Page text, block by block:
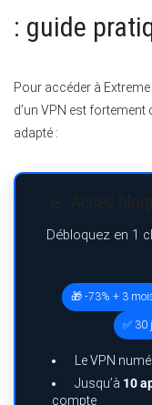
: guide
Pour accéder à
d’un VPN est
adapté :
Débloquez en 1
🎁 -73% + 3
✅ 30
Le VPN
Jusqu’à 10
compte